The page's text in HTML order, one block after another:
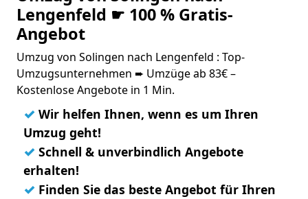
Lengenfeld ☛ 100 % Gratis-
Angebot
Umzug von Solingen nach Lengenfeld : Top-
Umzugsunternehmen ➨ Umzüge ab 83€ –
Kostenlose Angebote in 1 Min.
✓ Wir helfen Ihnen, wenn es um Ihren
Umzug geht!
✓ Schnell & unverbindlich Angebote
erhalten!
✓ Finden Sie das beste Angebot für Ihren